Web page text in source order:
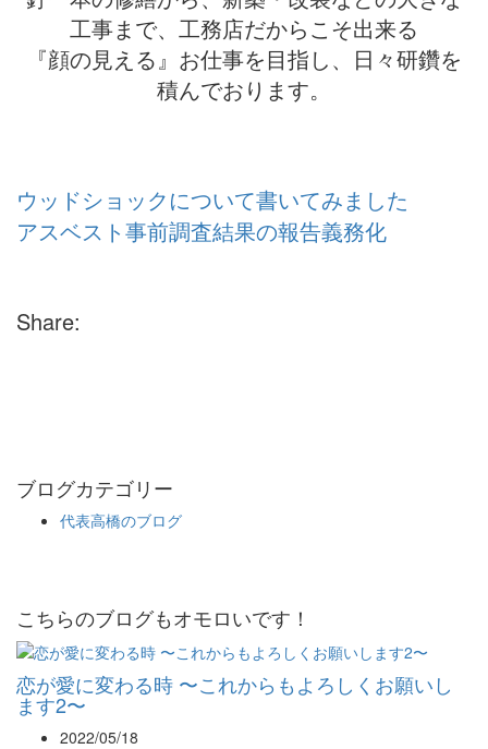
工事まで、工務店だからこそ出来る
『顔の見える』お仕事を目指し、日々研鑽を
積んでおります。
ウッドショックについて書いてみました
アスベスト事前調査結果の報告義務化
Share:
ブログカテゴリー
代表高橋のブログ
こちらのブログもオモロいです！
恋が愛に変わる時 〜これからもよろしくお願いし
ます2〜
2022/05/18